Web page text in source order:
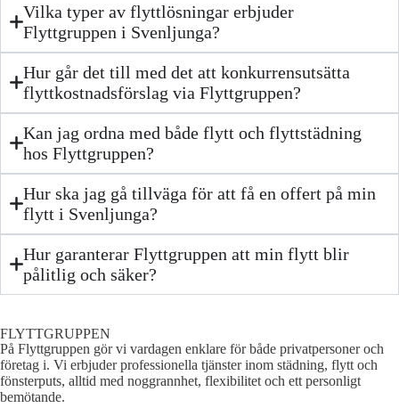
Vilka typer av flyttlösningar erbjuder
Flyttgruppen i Svenljunga?
Hur går det till med det att konkurrensutsätta
flyttkostnadsförslag via Flyttgruppen?
Kan jag ordna med både flytt och flyttstädning
hos Flyttgruppen?
Hur ska jag gå tillväga för att få en offert på min
flytt i Svenljunga?
Hur garanterar Flyttgruppen att min flytt blir
pålitlig och säker?
FLYTTGRUPPEN
På Flyttgruppen gör vi vardagen enklare för både privatpersoner och
företag i. Vi erbjuder professionella tjänster inom städning, flytt och
fönsterputs, alltid med noggrannhet, flexibilitet och ett personligt
bemötande.